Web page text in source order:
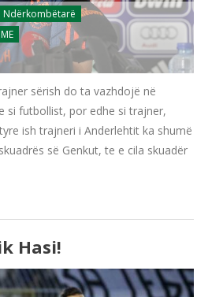
Ndërkombëtarë
sërish do ta vazhdojë në
si futbollist, por edhe si trajner,
ish trajneri i Anderlehtit ka shumë
së Genkut, te e cila skuadër
Hasi!